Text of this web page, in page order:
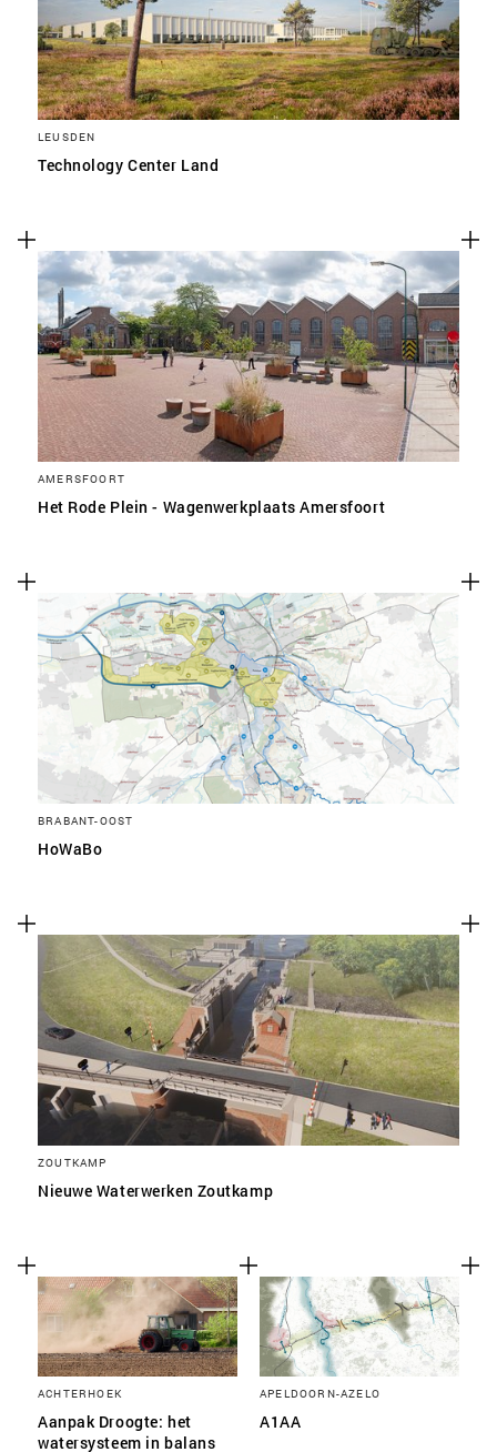
LEUSDEN
Technology Center Land
AMERSFOORT
Het Rode Plein - Wagenwerkplaats Amersfoort
BRABANT-OOST
HoWaBo
ZOUTKAMP
Nieuwe Waterwerken Zoutkamp
ACHTERHOEK
Aanpak Droogte: het
watersysteem in balans
APELDOORN-AZELO
A1AA